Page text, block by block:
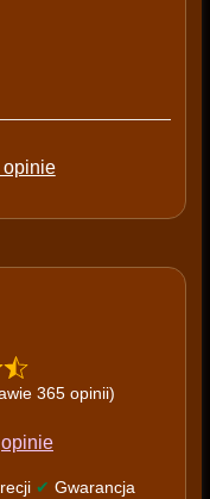
opinie
365 opinii)
opinie
✔ Gwarancja